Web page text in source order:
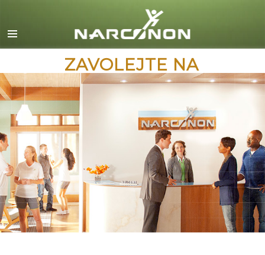
English
Dansk
Deutsch
Ελληνικά (Greek)
Français
Hebrew
Magyar
Italiano
日本語 (Japanese)
Macedonian
ZAVOLEJTE NA